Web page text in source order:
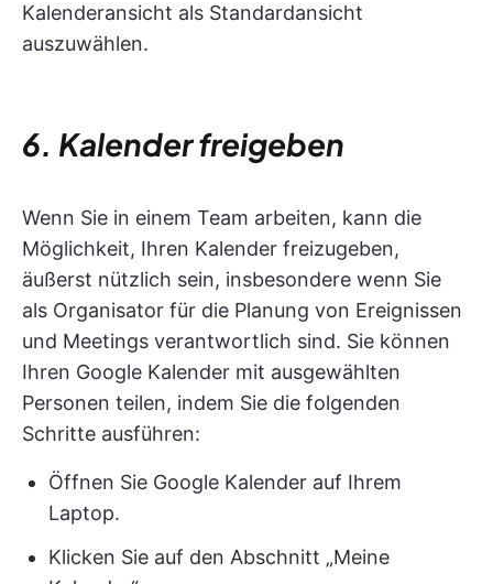
Kalenderansicht als Standardansicht
auszuwählen.
6. Kalender freigeben
Wenn Sie in einem Team arbeiten, kann die
Möglichkeit, Ihren Kalender freizugeben,
äußerst nützlich sein, insbesondere wenn Sie
als Organisator für die Planung von Ereignissen
und Meetings verantwortlich sind. Sie können
Ihren Google Kalender mit ausgewählten
Personen teilen, indem Sie die folgenden
Schritte ausführen:
Öffnen Sie Google Kalender auf Ihrem
Laptop.
Klicken Sie auf den Abschnitt „Meine